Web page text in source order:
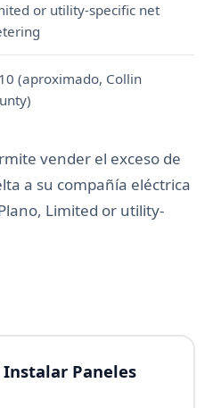
or utility-specific net
(aproximado, Collin
vender el exceso de
a su compañía eléctrica
Limited or utility-
Instalar Paneles